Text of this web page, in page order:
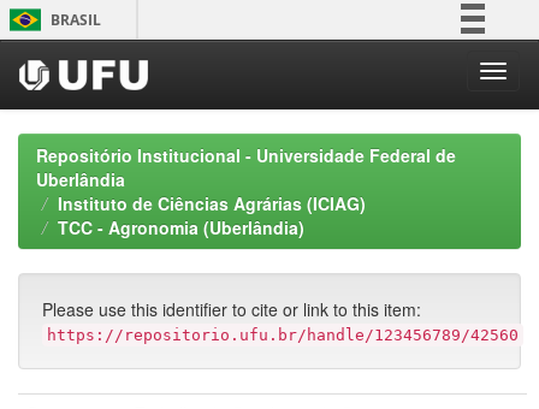
Skip
navigation
BRASIL
Participe
Acesso à informação
Legislação
Repositório Institucional - Universidade Federal de
Uberlândia
Instituto de Ciências Agrárias (ICIAG)
TCC - Agronomia (Uberlândia)
Please use this identifier to cite or link to this item:
https://repositorio.ufu.br/handle/123456789/42560